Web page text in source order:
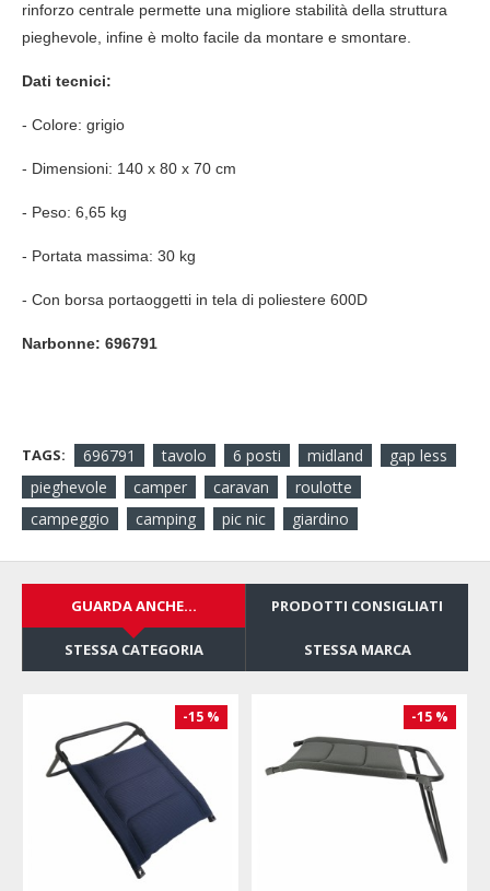
rinforzo centrale permette una migliore stabilità della struttura
pieghevole, infine è molto facile da montare e smontare.
Dati tecnici:
- Colore: grigio
- Dimensioni: 140 x 80 x 70 cm
- Peso: 6,65 kg
- Portata massima: 30 kg
- Con borsa portaoggetti in tela di poliestere 600D
Narbonne: 696791
TAGS: 696791 tavolo 6 posti midland
gap less
pieghevole
camper caravan
roulotte
campeggio
camping pic nic giardino
GUARDA ANCHE... PRODOTTI CONSIGLIATI
STESSA CATEGORIA STESSA MARCA